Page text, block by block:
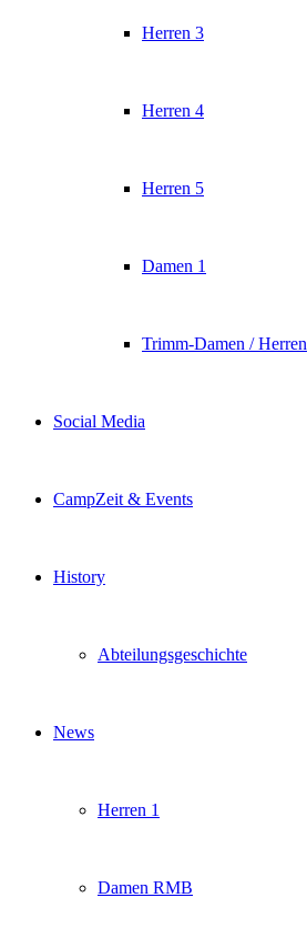
Herren 3
Herren 4
Herren 5
Damen 1
Trimm-Damen / Herren
Social Media
CampZeit & Events
History
Abteilungsgeschichte
News
Herren 1
Damen RMB